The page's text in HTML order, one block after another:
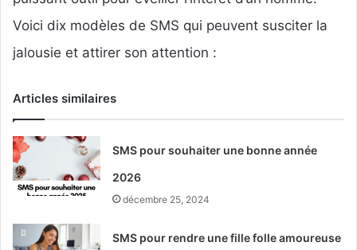
Voici dix modèles de SMS qui peuvent susciter la
jalousie et attirer son attention :
Articles similaires
SMS pour souhaiter une bonne année
2026
décembre 25, 2024
SMS pour rendre une fille folle amoureuse